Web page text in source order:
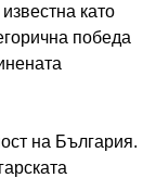
като
победа
на България.